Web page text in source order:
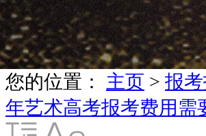
您的位置： 主页 > 报
年艺术高考报考费用需